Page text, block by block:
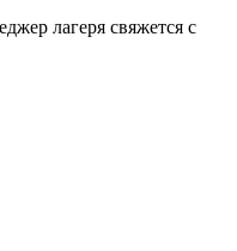
лагеря свяжется с